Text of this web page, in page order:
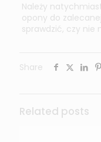
Należy
opony do
sprawdzić, czy nie
Share
Related posts